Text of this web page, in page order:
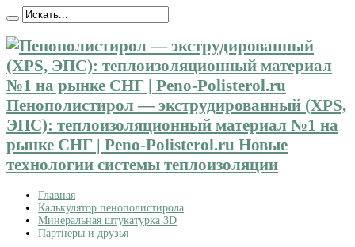
Пенополистирол — экструдированный (XPS,
ЭПС): теплоизоляционный материал №1 на
рынке СНГ | Peno-Polisterol.ru Новые
технологии системы теплоизоляции
Главная
Калькулятор пенополистирола
Минеральная штукатурка 3D
Партнеры и друзья